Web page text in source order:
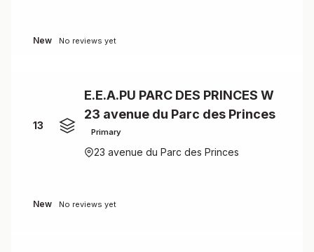
New No reviews yet
13
E.E.A.PU PARC DES PRINCES W
23 avenue du Parc des Princes
Primary
23 avenue du Parc des Princes
New No reviews yet